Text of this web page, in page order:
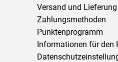
Versand und Lieferung
Zahlungsmethoden
Punktenprogramm
Informationen für den